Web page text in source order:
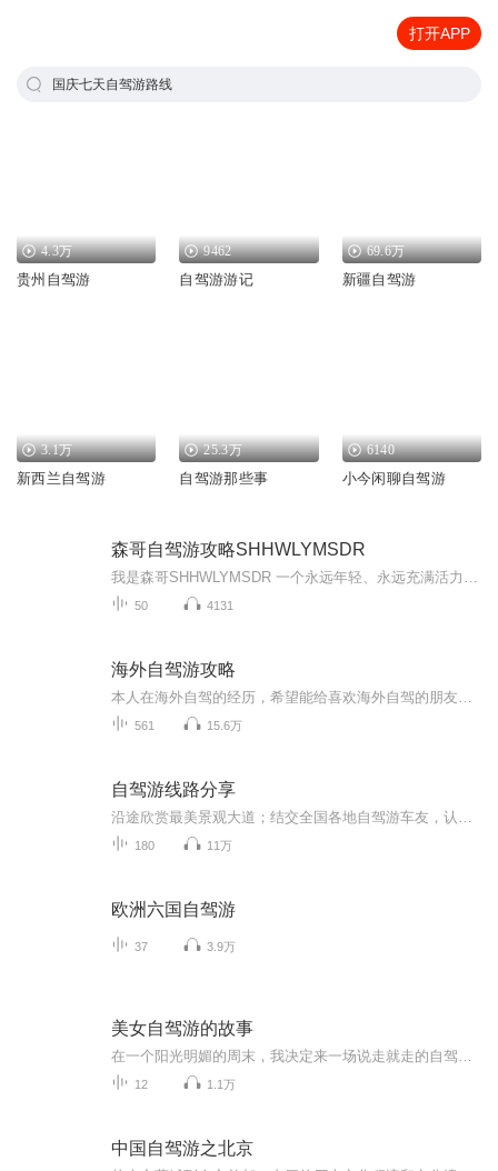
打开APP
国庆七天自驾游路线
4.3万
贵州自驾游
9462
自驾游游记
69.6万
新疆自驾游
3.1万
新西兰自驾游
25.3万
自驾游那些事
6140
小今闲聊自驾游
森哥自驾游攻略SHHWLYMSDR
50 4131
海外自驾游攻略
561 15.6万
自驾游线路分享
180 11万
欧洲六国自驾游
37 3.9万
美女自驾游的故事
12 1.1万
中国自驾游之北京